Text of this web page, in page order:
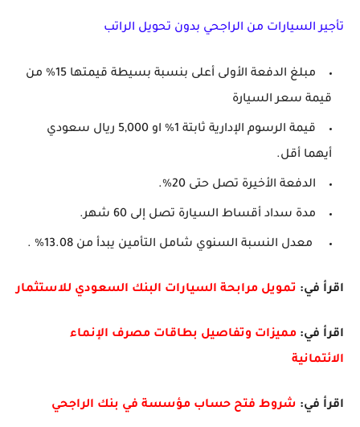
تأجير السيارات من الراجحي بدون تحويل الراتب
مبلغ الدفعة الأولى أعلى بنسبة بسيطة قيمتها 15% من
قيمة سعر السيارة
قيمة الرسوم الإدارية ثابتة 1% او 5,000 ريال سعودي
أيهما أقل.
الدفعة الأخيرة تصل حتى 20%.
مدة سداد أقساط السيارة تصل إلى 60 شهر.
معدل النسبة السنوي شامل التأمين يبدأ من 13.08% .
اقرأ في: تمويل مرابحة السيارات البنك السعودي للاستثمار
اقرأ في: مميزات وتفاصيل بطاقات مصرف الإنماء
الائتمانية
اقرأ في: شروط فتح حساب مؤسسة في بنك الراجحي